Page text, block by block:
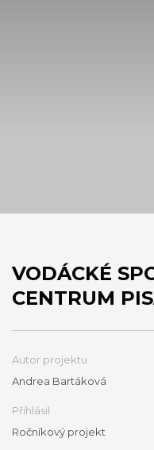
VODÁCKÉ
CENTRUM
Autor projektu
Andrea Bartáková
Přihlásil
Ročníkový projekt